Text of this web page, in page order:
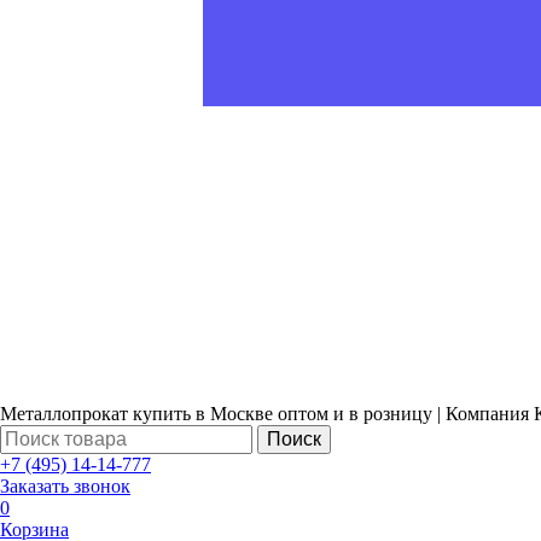
Металлопрокат купить в Москве оптом и в розницу | Компания
Поиск
+7 (495) 14-14-777
Заказать звонок
0
Корзина